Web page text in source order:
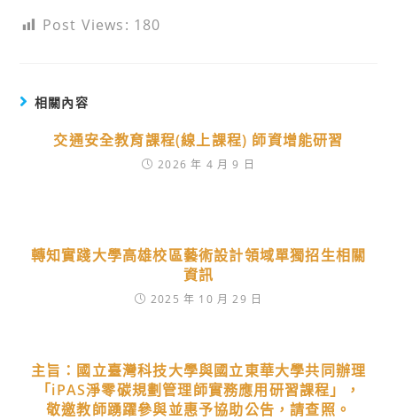
Post Views: 180
相關內容
交通安全教育課程(線上課程) 師資增能研習
2026 年 4 月 9 日
轉知實踐大學高雄校區藝術設計領域單獨招生相關
資訊
2025 年 10 月 29 日
主旨：國立臺灣科技大學與國立東華大學共同辦理
「iPAS淨零碳規劃管理師實務應用研習課程」，
敬邀教師踴躍參與並惠予協助公告，請查照。